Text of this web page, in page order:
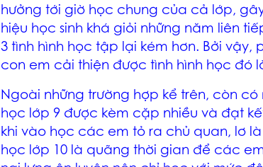
hưởng tới giờ học chung của cả lớp,
hiệu học sinh khá giỏi những năm liên
3 tình hình học tập lại kém hơn. Bởi
con em cải thiện được tình hình học đó
Ngoài những trường hợp kể trên, còn
học lớp 9 được kèm cặp nhiều và đạt
khi vào học các em tỏ ra chủ quan, lơ
học lớp 10 là quãng thời gian để các